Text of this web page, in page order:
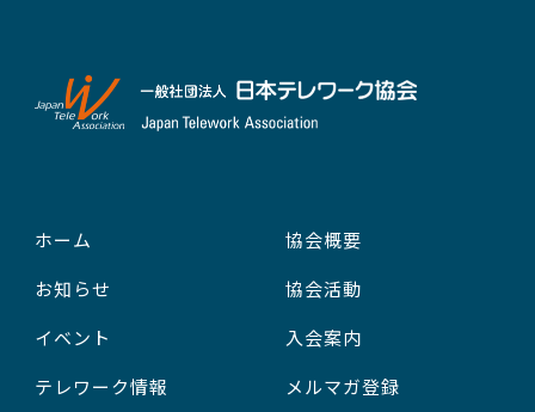
ホーム
お知らせ
イベント
テレワーク情報
協会概要
協会活動
入会案内
メルマガ登録